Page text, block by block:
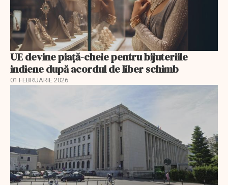
UE devine piață-cheie pentru bijuteriile
indiene după acordul de liber schimb
01 FEBRUARIE 2026